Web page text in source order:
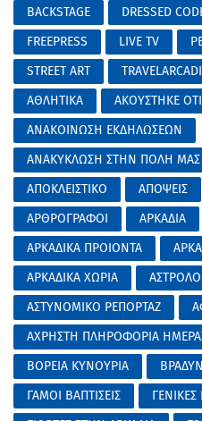
BACKSTAGE DRESSED
FREEPRESS
LIVE TV
STREET ART
ΑΘΛΗΤΙΚΑ
ΑΚΟΥΣΤΗΚΕ
ΑΝΑΚΟΙΝΩΣΗ ΕΚΔΗΛΩΣΕΩΝ
ΑΝΑΚΥΚΛΩΣΗ ΣΤΗΝ ΠΟΛΗ ΜΑΣ
ΑΠΟΚΛΕΙΣΤΙΚΟ
ΑΠΟΨΕΙΣ
ΑΡΘΡΟΓΡΑΦΟΙ
ΑΡΚΑΔΙΑ
ΑΡΚΑΔΙΚΑ ΠΡΟΙΟΝΤΑ
ΑΡΚΑΔΙΚΑ ΧΩΡΙΑ
ΑΣΤΥΝΟΜΙΚΟ ΡΕΠΟΡΤΑΖ
ΑΧΡΗΣΤΗ ΠΛΗΡΟΦΟΡΙΑ
ΒΟΡΕΙΑ ΚΥΝΟΥΡΙΑ
ΓΑΜΟΙ ΒΑΠΤΙΣΕΙΣ
ΓΕΝΙΚΕΣ